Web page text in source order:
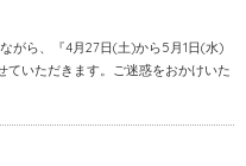
がら、『4月27日(土)から5月1日(水)
ていただきます。ご迷惑をおかけいた